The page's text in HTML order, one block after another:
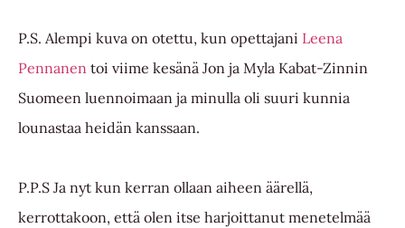
P.S. Alempi kuva on otettu, kun opettajani Leena
Pennanen toi viime kesänä Jon ja Myla Kabat-Zinnin
Suomeen luennoimaan ja minulla oli suuri kunnia
lounastaa heidän kanssaan.
P.P.S Ja nyt kun kerran ollaan aiheen äärellä,
kerrottakoon, että olen itse harjoittanut menetelmää